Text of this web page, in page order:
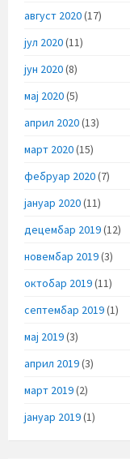
август 2020(17)
јул 2020(11)
јун 2020(8)
мај 2020(5)
април 2020(13)
март 2020(15)
фебруар 2020(7)
јануар 2020(11)
децембар 2019(12)
новембар 2019(3)
октобар 2019(11)
септембар 2019(1)
мај 2019(3)
април 2019(3)
март 2019(2)
јануар 2019(1)